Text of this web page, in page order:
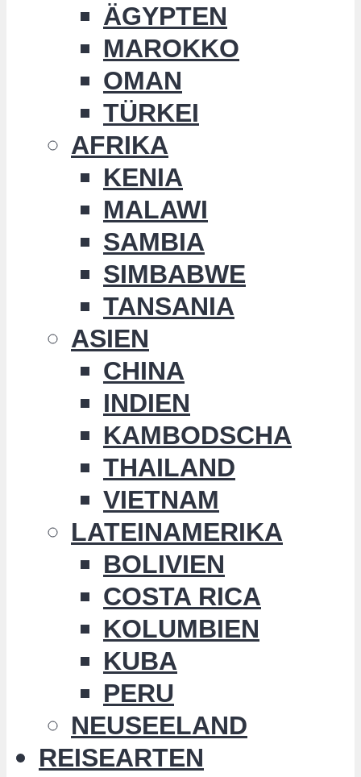
ÄGYPTEN
MAROKKO
OMAN
TÜRKEI
AFRIKA
KENIA
MALAWI
SAMBIA
SIMBABWE
TANSANIA
ASIEN
CHINA
INDIEN
KAMBODSCHA
THAILAND
VIETNAM
LATEINAMERIKA
BOLIVIEN
COSTA RICA
KOLUMBIEN
KUBA
PERU
NEUSEELAND
REISEARTEN